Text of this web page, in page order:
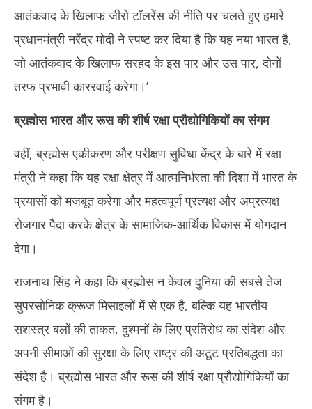
आतंकवाद के खिलाफ जीरो टॉलरेंस की नीति पर चलते हुए हमारे
प्रधानमंत्री नरेंद्र मोदी ने स्पष्ट कर दिया है कि यह नया भारत है,
जो आतंकवाद के खिलाफ सरहद के इस पार और उस पार, दोनों
तरफ प्रभावी काररवाई करेगा।’
ब्रह्मोस भारत और रूस की शीर्ष रक्षा प्रौद्योगिकियों का संगम
वहीं, ब्रह्मोस एकीकरण और परीक्षण सुविधा केंद्र के बारे में रक्षा
मंत्री ने कहा कि यह रक्षा क्षेत्र में आत्मनिर्भरता की दिशा में भारत के
प्रयासों को मजबूत करेगा और महत्वपूर्ण प्रत्यक्ष और अप्रत्यक्ष
रोजगार पैदा करके क्षेत्र के सामाजिक-आर्थिक विकास में योगदान
देगा।
राजनाथ सिंह ने कहा कि ब्रह्मोस न केवल दुनिया की सबसे तेज
सुपरसोनिक क्रूज मिसाइलों में से एक है, बल्कि यह भारतीय
सशस्त्र बलों की ताकत, दुश्मनों के लिए प्रतिरोध का संदेश और
अपनी सीमाओं की सुरक्षा के लिए राष्ट्र की अटूट प्रतिबद्धता का
संदेश है। ब्रह्मोस भारत और रूस की शीर्ष रक्षा प्रौद्योगिकियों का
संगम है।